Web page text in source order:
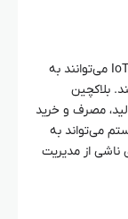
در شبکه‌های برق و مدیریت انرژی، دستگاه‌های IoT می‌توانند به
بلاکچین
مصرف و خرید
می‌تواند به
ناشی از مدیریت